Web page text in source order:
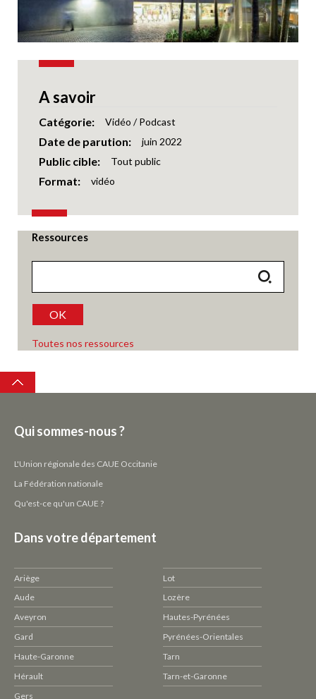
A savoir
Catégorie Vidéo / Podcast
Date de parution juin 2022
Public cible Tout public
Format vidéo
Ressources
OK
Toutes nos ressources
Top
Qui sommes-nous ?
L'Union régionale des CAUE Occitanie
La Fédération nationale
Qu'est-ce qu'un CAUE ?
Dans votre département
Ariège
Aude
Aveyron
Gard
Haute-Garonne
Hérault
Gers
Lot
Lozère
Hautes-Pyrénées
Pyrénées-Orientales
Tarn
Tarn-et-Garonne